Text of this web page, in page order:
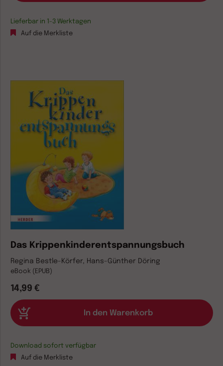
Lieferbar in 1-3 Werktagen
Auf die Merkliste
Das Krippenkinderentspannungsbuch
Regina Bestle-Körfer, Hans-Günther Döring
eBook (EPUB)
14,99 €
Download sofort verfügbar
Auf die Merkliste